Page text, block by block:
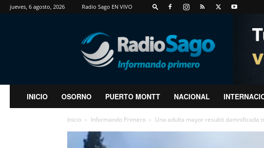
jueves, 6 agosto, 2026 Radio Sago EN VIVO
RadioSago
INICIO OSORNO PUERTO MONTT NACIONAL
Inicio Informando Primero Una adulta mayor resultó damnificada